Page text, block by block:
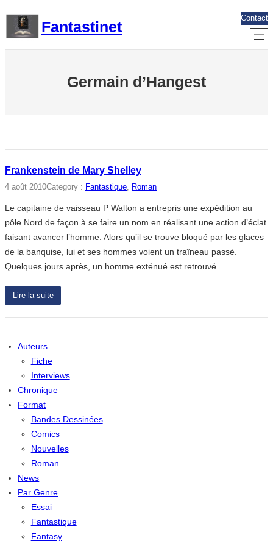
contenu
Fantastinet
Contact
Germain d’Hangest
Frankenstein de Mary Shelley
4 août 2010Category : Fantastique, Roman
Le capitaine de vaisseau P Walton a entrepris une expédition au
pôle Nord de façon à se faire un nom en réalisant une action d’éclat
faisant avancer l’homme. Alors qu’il se trouve bloqué par les glaces
de la banquise, lui et ses hommes voient un traîneau passé.
Quelques jours après, un homme exténué est retrouvé…
Lire la suite
Auteurs
Fiche
Interviews
Chronique
Format
Bandes Dessinées
Comics
Nouvelles
Roman
News
Par Genre
Essai
Fantastique
Fantasy